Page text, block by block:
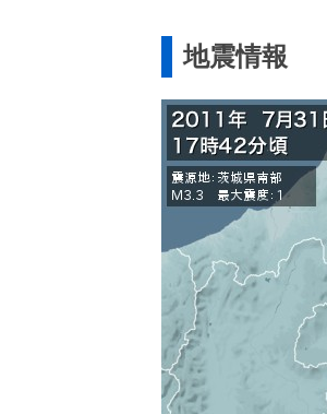
地震情報